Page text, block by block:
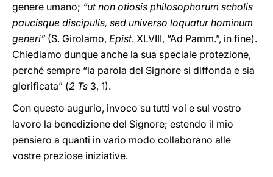
genere umano; “ut non otiosis philosophorum scholis
paucisque discipulis, sed universo loquatur hominum
generi”(S. Girolamo, Epist. XLVIII, “Ad Pamm.”, in fine).
Chiediamo dunque anche la sua speciale protezione,
perché sempre “la parola del Signore si diffonda e sia
glorificata” (2 Ts 3, 1).
Con questo augurio, invoco su tutti voi e sul vostro
lavoro la benedizione del Signore; estendo il mio
pensiero a quanti in vario modo collaborano alle
vostre preziose iniziative.